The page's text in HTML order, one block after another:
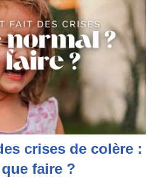
crises de colère :
faire ?